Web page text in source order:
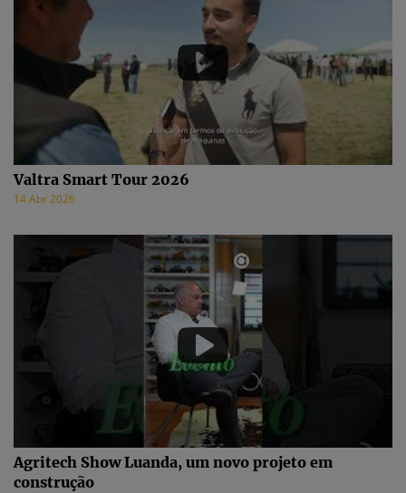
Valtra Smart Tour 2026
14 Abr 2026
Agritech Show Luanda, um novo projeto em
construção